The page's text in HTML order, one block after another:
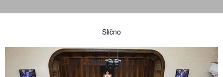
Slično